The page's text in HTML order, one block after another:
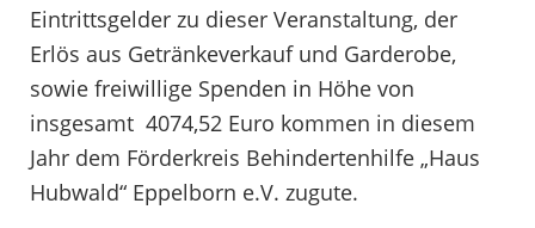
Eintrittsgelder zu dieser Veranstaltung, der
Erlös aus Getränkeverkauf und Garderobe,
sowie freiwillige Spenden in Höhe von
insgesamt 4074,52 Euro kommen in diesem
Jahr dem Förderkreis Behindertenhilfe „Haus
Hubwald“ Eppelborn e.V. zugute.